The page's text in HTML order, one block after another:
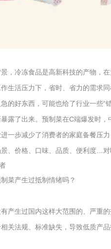
，冷冻食品是高新科技的产物，
生活压力下，省时、省力的需求
的好东西，可能也给了行业一些
露了出来。预制菜在C端爆发时
一步减少了消费者的家庭备餐压
、价格、口味、品质、便利度…
菜产生过抵制情绪吗？
产生过国内这样大范围的、严重
关法规、标准缺失，导致低质产